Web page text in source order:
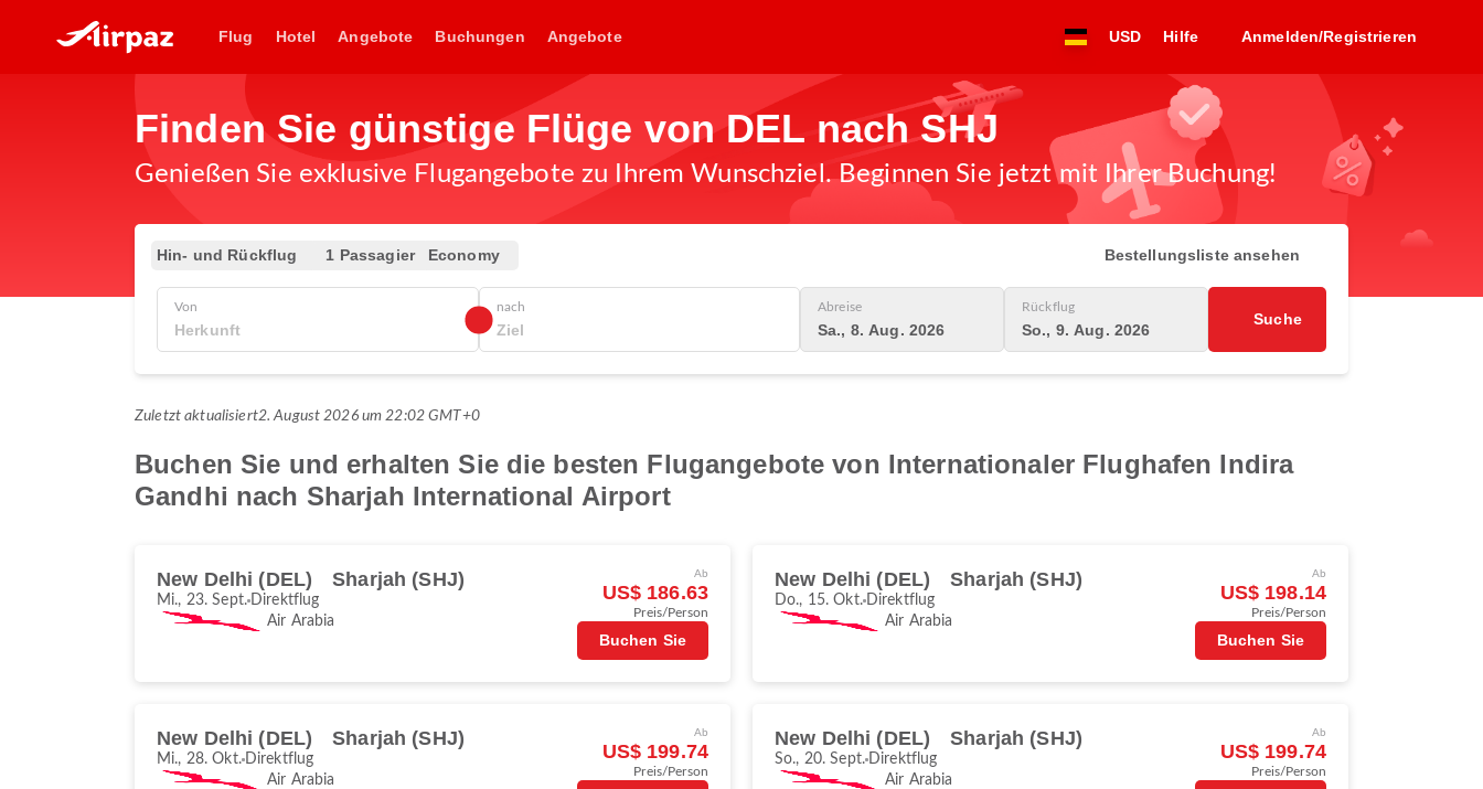
Flug Hotel Angebote Buchungen Angebote USD Hilfe Anmelden/Registrieren
Finden Sie günstige Flüge von DEL nach SHJ
Genießen Sie exklusive Flugangebote zu Ihrem Wunschziel. Beginnen Sie jetzt mit Ihrer Buchung!
Hin- und Rückflug 1 Passagier Economy Bestellungsliste ansehen
Von nach Abreise
Sa., 8. Aug. 2026
Rückflug
So., 9. Aug. 2026
Suche
Zuletzt aktualisiert2. August 2026 um 22:02 GMT+0
Buchen Sie und erhalten Sie die besten Flugangebote von Internationaler Flughafen Indira
Gandhi nach Sharjah International Airport
New Delhi (DEL) Sharjah (SHJ)
Mi., 23. Sept. Direktflug
Air Arabia
Ab
US$ 186.63
Preis/Person
Buchen Sie
New Delhi (DEL) Sharjah (SHJ)
Do., 15. Okt. Direktflug
Air Arabia
Ab
US$ 198.14
Preis/Person
Buchen Sie
New Delhi (DEL) Sharjah (SHJ)
Mi., 28. Okt. Direktflug
Air Arabia
Ab
US$ 199.74
Preis/Person
New Delhi (DEL) Sharjah (SHJ)
So., 20. Sept. Direktflug
Air Arabia
Ab
US$ 199.74
Preis/Person